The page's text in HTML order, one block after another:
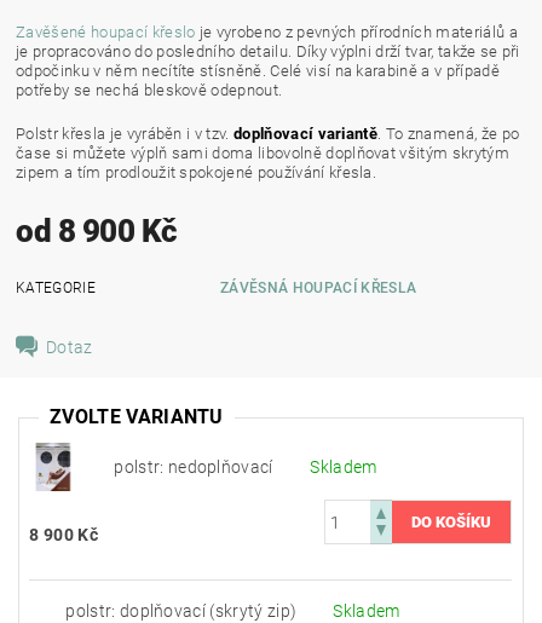
Zavěšené houpací křeslo je vyrobeno z pevných přírodních materiálů a
je propracováno do posledního detailu. Díky výplni drží tvar, takže se při
odpočinku v něm necítíte stísněně. Celé visí na karabině a v případě
potřeby se nechá bleskově odepnout.
Polstr křesla je vyráběn i v tzv. doplňovací variantě . To znamená, že po
čase si můžete výplň sami doma libovolně doplňovat všitým skrytým
zipem a tím prodloužit spokojené používání křesla.
od 8 900 Kč
KATEGORIE ZÁVĚSNÁ HOUPACÍ KŘESLA
Dotaz
ZVOLTE VARIANTU
polstr: nedoplňovací Skladem
8 900 Kč
polstr: doplňovací (skrytý zip) Skladem